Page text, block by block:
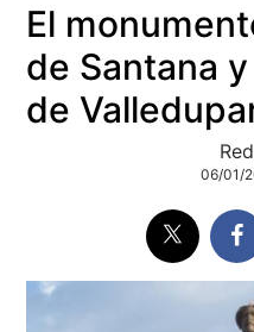
El
de Santana
de
06/01/